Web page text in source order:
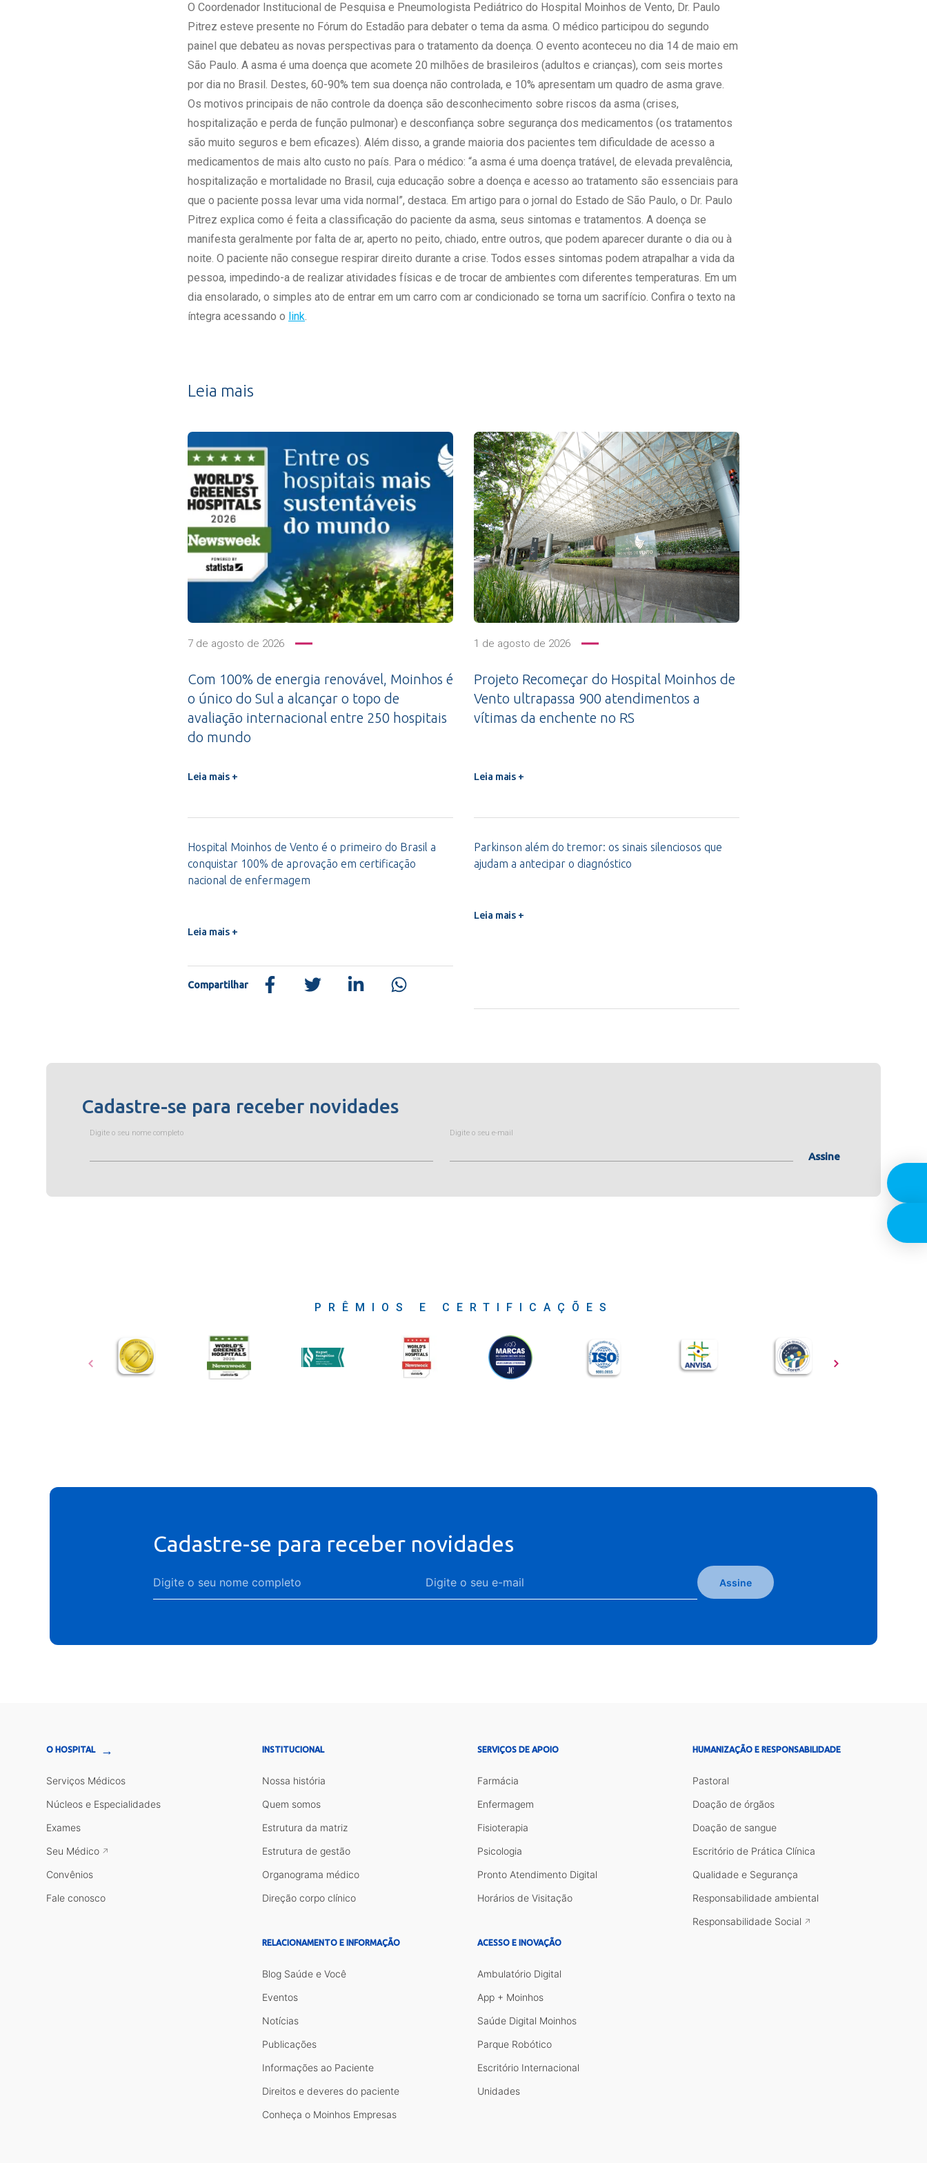
Estrutura de Gestão
Exames - Portal Médico
Farmácia
Fisioterapia
Quem Somos
Responsabilidade Ambiental
Responsabilidade Social
Serviço Social
Saúde Digital Moinhos
Tele Interconsultas
Cabine Telemedicina
Gestão do Cuidado
O Coordenador Institucional de Pesquisa e Pneumologista Pediátrico do Hospital Moinhos de Vento, Dr. Paulo
Pitrez esteve presente no Fórum do Estadão para debater o tema da asma. O médico participou do segundo
painel que debateu as novas perspectivas para o tratamento da doença. O evento aconteceu no dia 14 de maio em
São Paulo. A asma é uma doença que acomete 20 milhões de brasileiros (adultos e crianças), com seis mortes
por dia no Brasil. Destes, 60-90% tem sua doença não controlada, e 10% apresentam um quadro de asma grave.
Os motivos principais de não controle da doença são desconhecimento sobre riscos da asma (crises,
hospitalização e perda de função pulmonar) e desconfiança sobre segurança dos medicamentos (os tratamentos
são muito seguros e bem eficazes). Além disso, a grande maioria dos pacientes tem dificuldade de acesso a
medicamentos de mais alto custo no país. Para o médico: “a asma é uma doença tratável, de elevada prevalência,
hospitalização e mortalidade no Brasil, cuja educação sobre a doença e acesso ao tratamento são essenciais para
que o paciente possa levar uma vida normal”, destaca. Em artigo para o jornal do Estado de São Paulo, o Dr. Paulo
Pitrez explica como é feita a classificação do paciente da asma, seus sintomas e tratamentos. A doença se
manifesta geralmente por falta de ar, aperto no peito, chiado, entre outros, que podem aparecer durante o dia ou à
noite. O paciente não consegue respirar direito durante a crise. Todos esses sintomas podem atrapalhar a vida da
pessoa, impedindo-a de realizar atividades físicas e de trocar de ambientes com diferentes temperaturas. Em um
dia ensolarado, o simples ato de entrar em um carro com ar condicionado se torna um sacrifício. Confira o texto na
íntegra acessando o link.
Leia mais
7 de agosto de 2026
Com 100% de energia renovável, Moinhos é
o único do Sul a alcançar o topo de
avaliação internacional entre 250 hospitais
do mundo
Leia mais +
1 de agosto de 2026
Projeto Recomeçar do Hospital Moinhos de
Vento ultrapassa 900 atendimentos a
vítimas da enchente no RS
Leia mais +
Hospital Moinhos de Vento é o primeiro do Brasil a
conquistar 100% de aprovação em certificação
nacional de enfermagem
Leia mais +
Parkinson além do tremor: os sinais silenciosos que
ajudam a antecipar o diagnóstico
Leia mais +
Compartilhar
Cadastre-se para receber novidades
Digite o seu nome completo Digite o seu e-mail
Assine
PRÊMIOS E CERTIFICAÇÕES
Cadastre-se para receber novidades
Assine
O HOSPITAL →
Serviços Médicos
Núcleos e Especialidades
Exames
Seu Médico
Convênios
Fale conosco
INSTITUCIONAL
Nossa história
Quem somos
Estrutura da matriz
Estrutura de gestão
Organograma médico
Direção corpo clínico
RELACIONAMENTO E INFORMAÇÃO
Blog Saúde e Você
Eventos
Notícias
Publicações
Informações ao Paciente
Direitos e deveres do paciente
Conheça o Moinhos Empresas
SERVIÇOS DE APOIO
Farmácia
Enfermagem
Fisioterapia
Psicologia
Pronto Atendimento Digital
Horários de Visitação
ACESSO E INOVAÇÃO
Ambulatório Digital
App + Moinhos
Saúde Digital Moinhos
Parque Robótico
Escritório Internacional
Unidades
HUMANIZAÇÃO E RESPONSABILIDADE
Pastoral
Doação de órgãos
Doação de sangue
Escritório de Prática Clínica
Qualidade e Segurança
Responsabilidade ambiental
Responsabilidade Social